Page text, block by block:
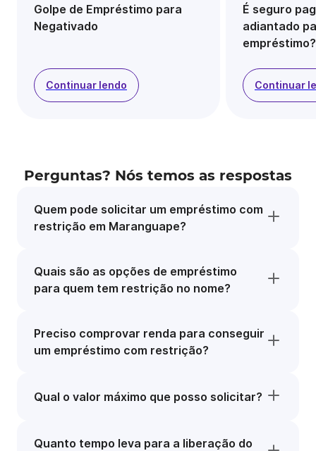
Golpe de Empréstimo para
Negativado
Continuar lendo
É seguro
adiantado
empréstimo?
Continuar
Perguntas? Nós temos as respostas
Quem pode solicitar um empréstimo com
restrição em Maranguape?
Quais são as opções de empréstimo
para quem tem restrição no nome?
Preciso comprovar renda para conseguir
um empréstimo com restrição?
Qual o valor máximo que posso solicitar?
Quanto tempo leva para a liberação do